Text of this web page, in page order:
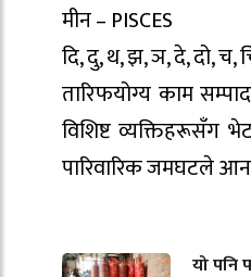
मीन – PISCES
दि, दु, थ, झ, ञ, दे, दो, च,
तारिफयोग्य काम
विशिष्ट व्यक्तिहरूसँग
पारिवारिक जमघटले
यो पनि